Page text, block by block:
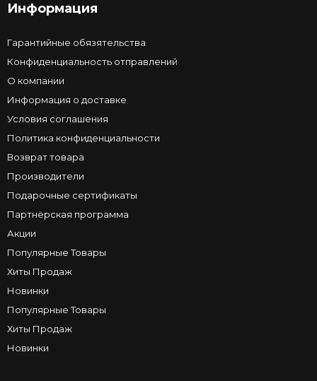
Информация
Гарантийные обязятельства
Конфиденциальность отправлений
О компании
Информация о доставке
Условия соглашения
Политика конфиденциальности
Возврат товара
Производители
Подарочные сертификаты
Партнёрская программа
Акции
Популярные Товары
Хиты Продаж
Новинки
Популярные Товары
Хиты Продаж
Новинки